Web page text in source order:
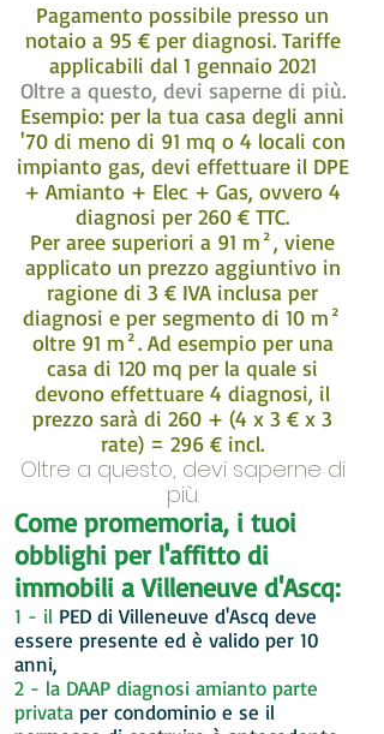
Pagamento possibile presso un
notaio a 95 € per diagnosi. Tariffe
applicabili dal 1 gennaio 2021
Oltre a questo, devi saperne di più.
Esempio: per la tua casa degli anni
'70 di meno di 91 mq o 4 locali con
impianto gas, devi effettuare il DPE
+ Amianto + Elec + Gas, ovvero 4
diagnosi per 260 € TTC.
Per aree superiori a 91 m², viene
applicato un prezzo aggiuntivo in
ragione di 3 € IVA inclusa per
diagnosi e per segmento di 10 m²
oltre 91 m². Ad esempio per una
casa di 120 mq per la quale si
devono effettuare 4 diagnosi, il
prezzo sarà di 260 + (4 x 3 € x 3
rate) = 296 € incl.
Oltre a questo, devi saperne di
più.
Come promemoria, i tuoi
obblighi per l'affitto di
immobili a Villeneuve d'Ascq:
1 - il PED di Villeneuve d'Ascq deve
essere presente ed è valido per 10
anni,
2 - la DAAP diagnosi amianto parte
privata per condominio e se il